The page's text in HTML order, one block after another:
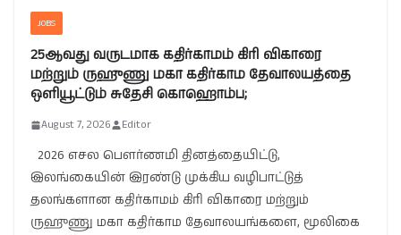
JOBS
25ஆவது வருடமாக கதிர்காமம் கிரி விகாரை
மற்றும் ருஹுணு மகா கதிர்காம தேவாலயத்தை
ஒளியூட்டும் சுதேசி கொஹொம்ப;
August 7, 2026 Editor
2026 எசல பௌர்ணமி தினத்தையிட்டு,
இலங்கையின் இரண்டு முக்கிய வழிபாட்டுத்
தலங்களான கதிர்காமம் கிரி விகாரை மற்றும்
ருஹுணு மகா கதிர்காம தேவாலயங்களை, மூலிகை